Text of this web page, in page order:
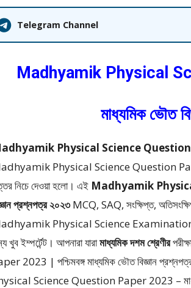
Telegram Channel
Madhyamik Physical
মাধ্যমিক ভৌত
Physical Science Question
Physical Science Question
নিচে দেওয়া হলো। এই Madhyamik
প্রশ্নপত্র ২০২৩MCQ, SAQ, সংক্ষিপ্ত,
Physical Science Examination
খুব ইম্পর্টেন্ট। আপনারা যারামাধ্যমিক দশম শ্রেণীর
2023 | পশ্চিমবঙ্গ মাধ্যমিক ভৌত বিজ্ঞান
Science Question Paper 2023 –